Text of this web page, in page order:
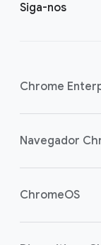
Siga-nos
Chrome
Segurança
Navegador
Visão geral
ChromeOS